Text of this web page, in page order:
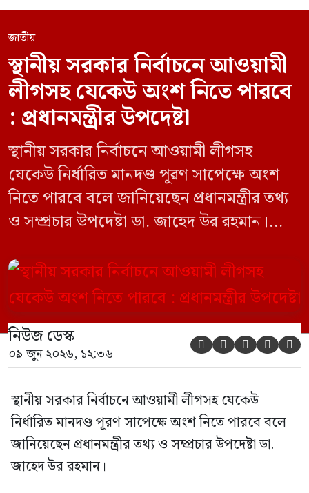
জাতীয়
স্থানীয় সরকার নির্বাচনে আওয়ামী
লীগসহ যেকেউ অংশ নিতে পারবে
: প্রধানমন্ত্রীর উপদেষ্টা
স্থানীয় সরকার নির্বাচনে আওয়ামী লীগসহ
যেকেউ নির্ধারিত মানদণ্ড পূরণ সাপেক্ষে অংশ
নিতে পারবে বলে জানিয়েছেন প্রধানমন্ত্রীর তথ্য
ও সম্প্রচার উপদেষ্টা ডা. জাহেদ উর রহমান।
সম্মেলন কক্ষে এক প্রেস ব্রিফিংয়ে সাংবাদিকদের
এক প্রশ্নের জবাবে তিনি এ কথা বলেন।
নিউজ ডেস্ক
০৯ জুন ২০২৬, ১২:৩৬     
স্থানীয় সরকার নির্বাচনে আওয়ামী লীগসহ যেকেউ
নির্ধারিত মানদণ্ড পূরণ সাপেক্ষে অংশ নিতে পারবে বলে
জানিয়েছেন প্রধানমন্ত্রীর তথ্য ও সম্প্রচার উপদেষ্টা ডা.
জাহেদ উর রহমান।